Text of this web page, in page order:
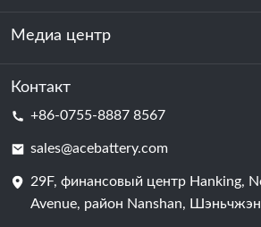
устойчивость
Хранение энергии
Центр обработки данных и
Батарейная ячейка
Медиа центр
Новости
Контакт
+86-0755-8887 8567
sales@acebattery.com
29F, финансовый центр Hanking,
Avenue, район Nanshan,